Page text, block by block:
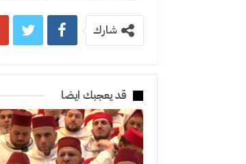
شارك
قد يعجبك ايضا